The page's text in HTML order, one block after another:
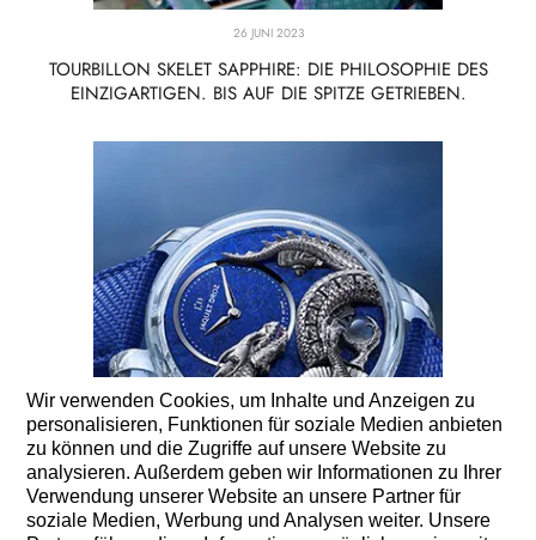
Wir verwenden Cookies, um Inhalte und Anzeigen zu
personalisieren, Funktionen für soziale Medien anbieten
zu können und die Zugriffe auf unsere Website zu
analysieren. Außerdem geben wir Informationen zu Ihrer
Verwendung unserer Website an unsere Partner für
soziale Medien, Werbung und Analysen weiter. Unsere
26 JUNI 2023
TOURBILLON SKELET SAPPHIRE: DIE PHILOSOPHIE DES
EINZIGARTIGEN. BIS AUF DIE SPITZE GETRIEBEN.